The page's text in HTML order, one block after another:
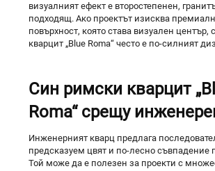
визуалният ефект е второстепенен,
подходящ. Ако проектът изисква
повърхност, която става визуален център,
кварцит „Blue Roma“ често е по-силният
Син римски кварцит
Roma“ срещу
Инженерният кварц предлага
предсказуем цвят и по-лесно съвпадение
Той може да е полезен за проекти с